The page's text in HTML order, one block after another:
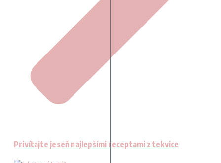
Privítajte jeseň najlepšími receptami z tekvice